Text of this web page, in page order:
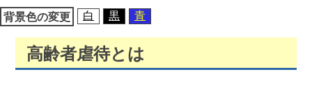
動
背景色の変更 白 黒 青
高齢者虐待とは